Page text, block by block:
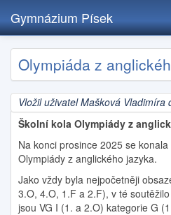
Přejít
hlavnímu
obsahu
Gymnázium Písek
Olympiáda z
Vložil uživatelMašková Vladimíra
Školní kola Olympiády z
Na konci prosince 2025 se
Olympiády z anglického jazyka.
Jako vždy byla nejpočetněji
3.O, 4.O, 1.F a 2.F), v té
jsou VG I (1. a 2.O) kategorie G